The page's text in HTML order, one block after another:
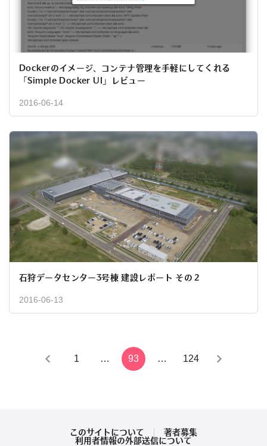
Dockerのイメージ、コンテナ管理を手軽にしてくれる
「Simple Docker UI」レビュー
2016-06-14
石狩データセンター3号棟 建設レポート その２
2016-06-13
1 … 93 … 124
このサイトについて
著者募集
利用者情報の外部送信について